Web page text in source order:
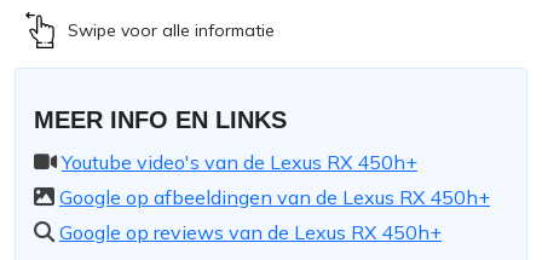
Swipe voor alle informatie
MEER INFO EN LINKS
Youtube video's van de Lexus RX 450h+
Google op afbeeldingen van de Lexus RX 450h+
Google op reviews van de Lexus RX 450h+